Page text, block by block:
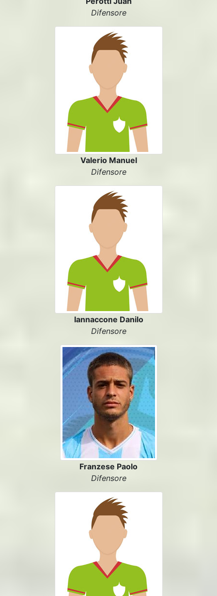
Difensore
Valerio Manuel
Difensore
Iannaccone Danilo
Difensore
Franzese Paolo
Difensore